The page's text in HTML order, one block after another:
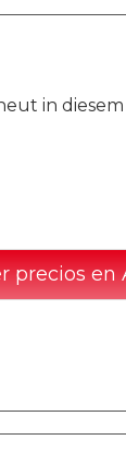
in diesem
precios en